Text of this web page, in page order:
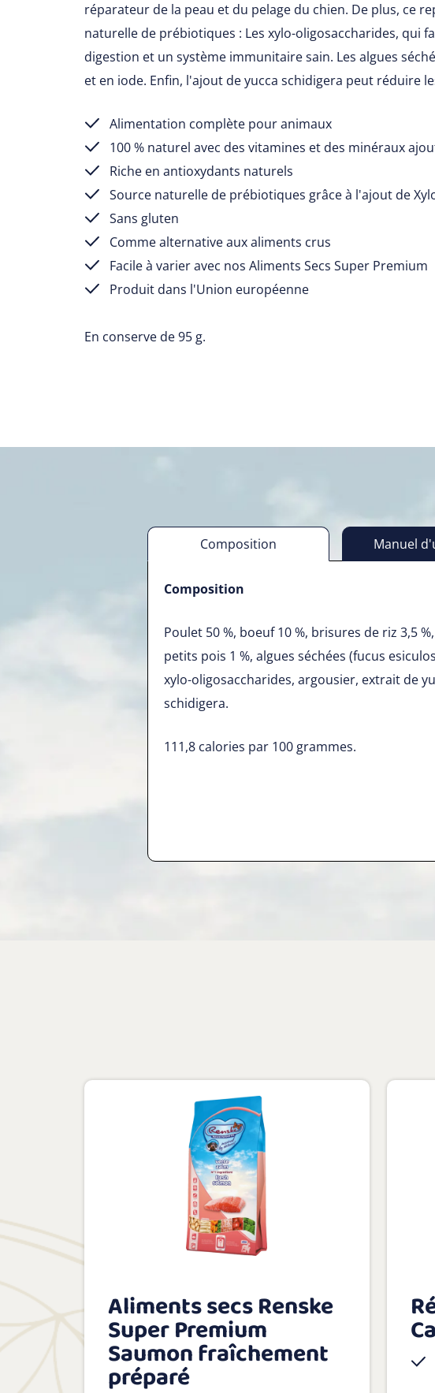
réparateur de la peau et du pelage du chien. De plus, ce
naturelle de prébiotiques : Les xylo-oligosaccharides, qui
digestion et un système immunitaire sain. Les algues
et en iode. Enfin, l'ajout de yucca schidigera peut réduire
Alimentation complète pour animaux
100 % naturel avec des vitamines et des minéraux
Riche en antioxydants naturels
Source naturelle de prébiotiques grâce à l'ajout de
Sans gluten
Comme alternative aux aliments crus
Facile à varier avec nos Aliments Secs Super Premium
Produit dans l'Union européenne
En conserve de 95 g.
Composition Manuel
Composition
Poulet 50 %, boeuf 10 %, brisures de riz 3,5
petits pois 1 %, algues séchées (fucus
xylo-oligosaccharides, argousier, extrait de
schidigera.
111,8 calories par 100 grammes.
Aliments secs Renske
Super Premium
Saumon fraîchement
préparé